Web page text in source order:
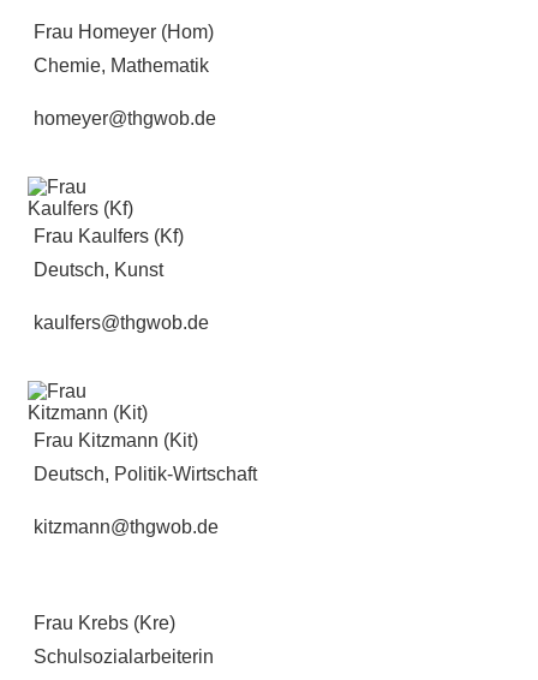
Frau Homeyer (Hom)
Chemie, Mathematik
homeyer@thgwob.de
Frau Kaulfers (Kf)
Deutsch, Kunst
kaulfers@thgwob.de
Frau Kitzmann (Kit)
Deutsch, Politik-Wirtschaft
kitzmann@thgwob.de
Frau Krebs (Kre)
Schulsozialarbeiterin